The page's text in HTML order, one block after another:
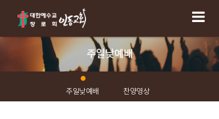
주일낮예배
주일낮예배 찬양영상